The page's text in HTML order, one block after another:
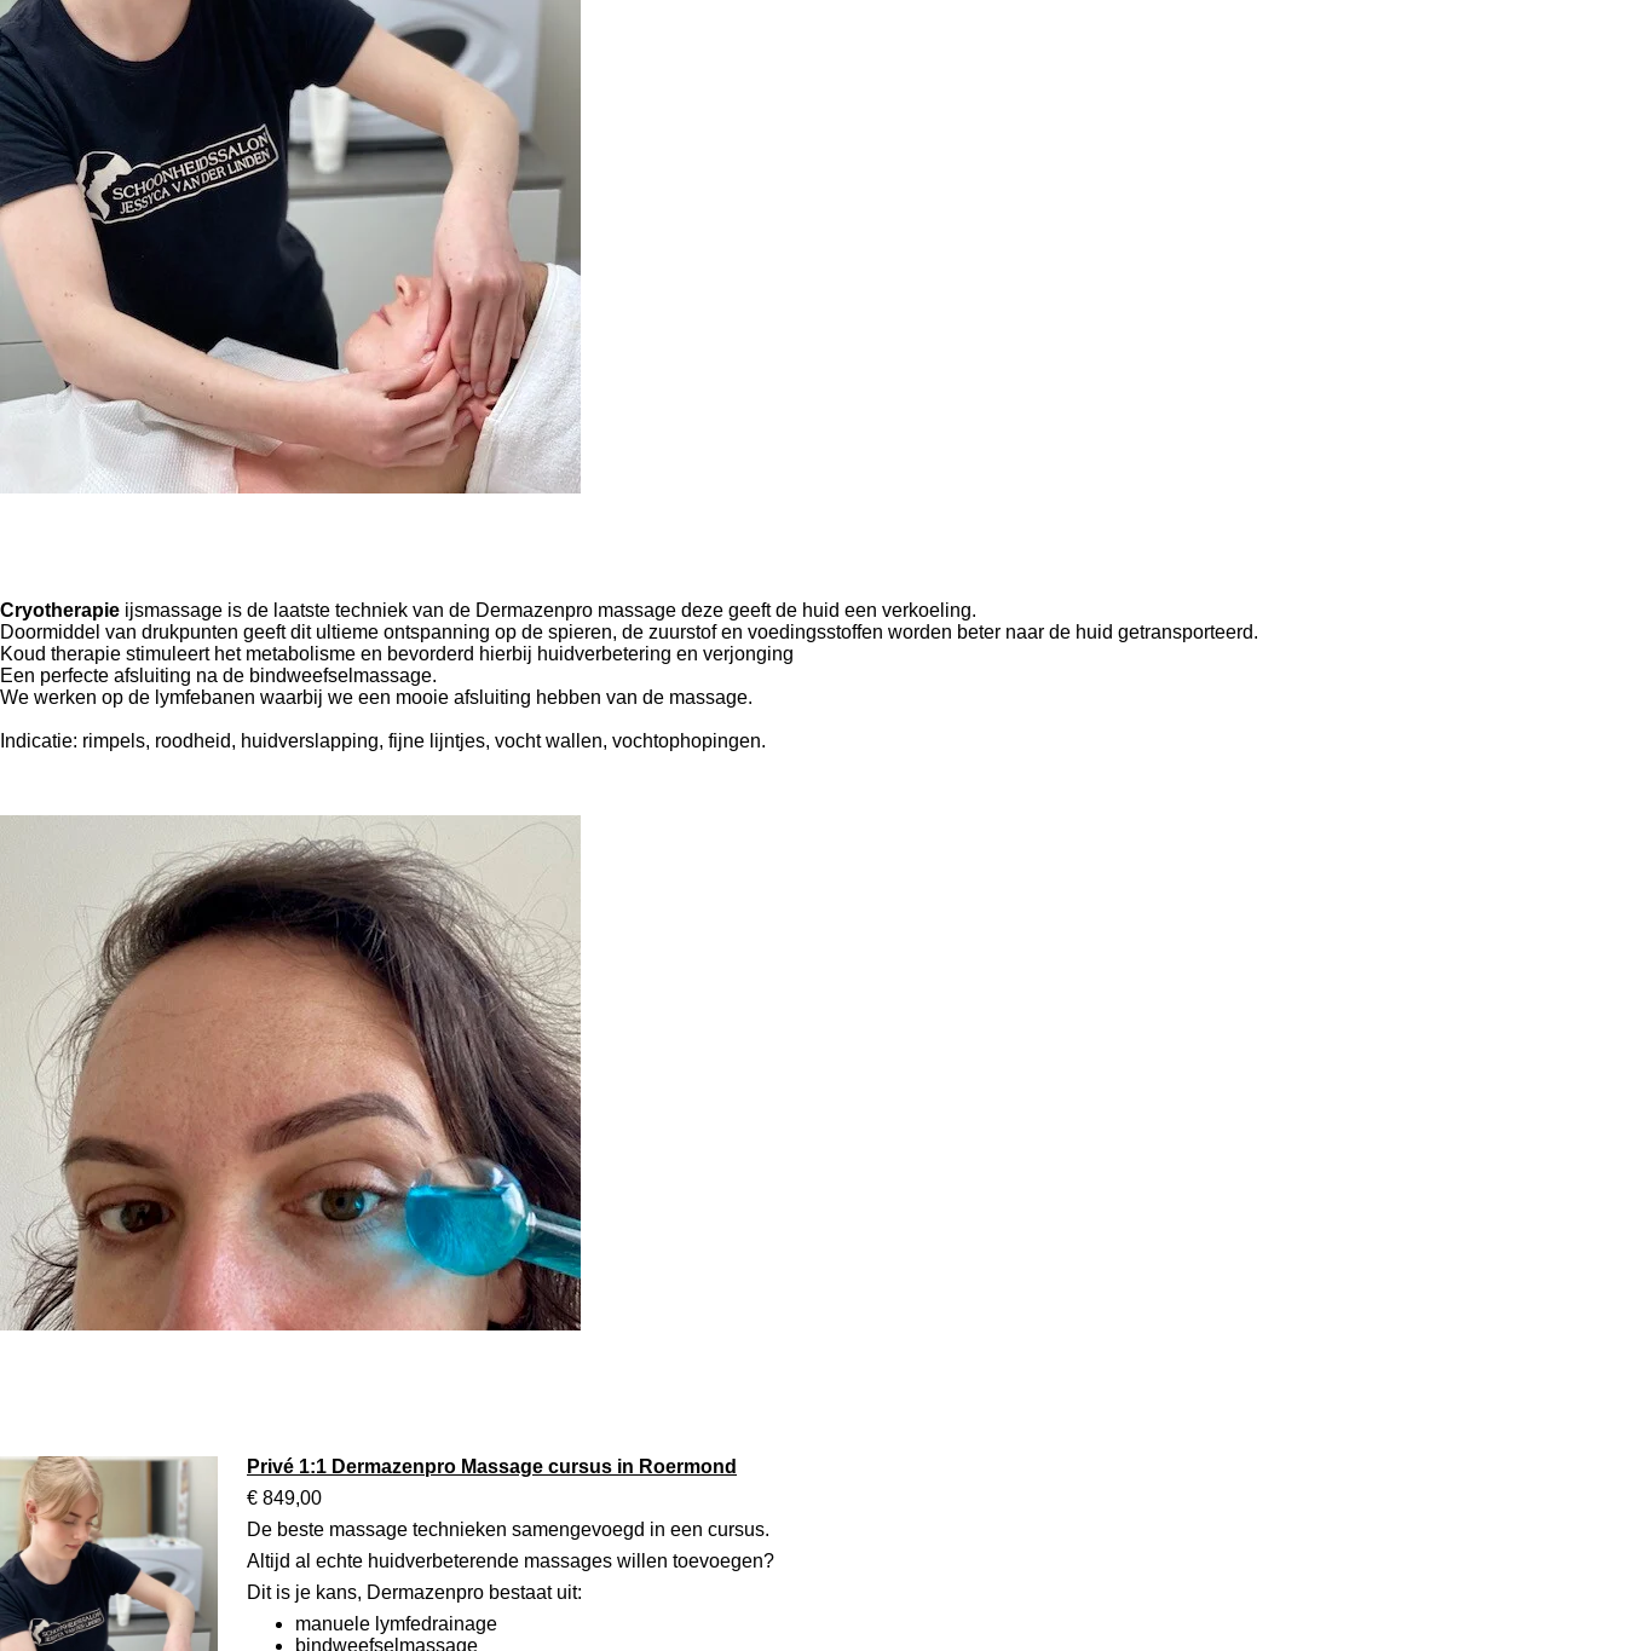
Cryotherapie ijsmassage is de laatste techniek van de Dermazenpro massage deze geeft de huid een verkoeling.
Doormiddel van drukpunten geeft dit ultieme ontspanning op de spieren, de zuurstof en voedingsstoffen worden beter naar de huid getransporteerd.
Koud therapie stimuleert het metabolisme en bevorderd hierbij huidverbetering en verjonging
Een perfecte afsluiting na de bindweefselmassage.
We werken op de lymfebanen waarbij we een mooie afsluiting hebben van de massage.
Indicatie: rimpels, roodheid, huidverslapping, fijne lijntjes, vocht wallen, vochtophopingen.
Privé 1:1 Dermazenpro Massage cursus in Roermond
€ 849,00
De beste massage technieken samengevoegd in een cursus.
Altijd al echte huidverbeterende massages willen toevoegen?
Dit is je kans, Dermazenpro bestaat uit:
manuele lymfedrainage
bindweefselmassage